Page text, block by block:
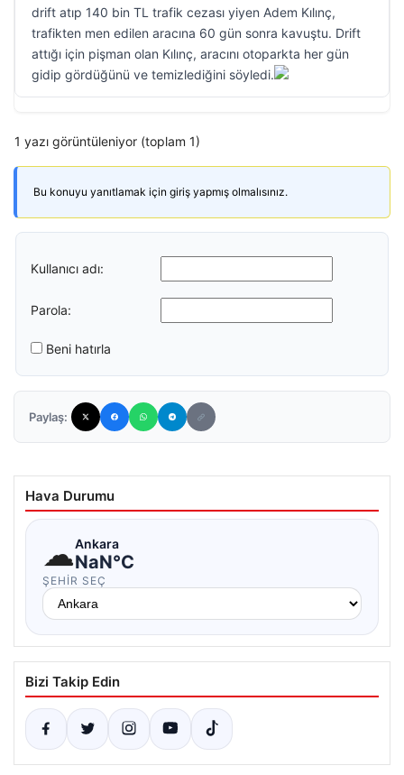
drift atıp 140 bin TL trafik cezası yiyen Adem Kılınç,
trafikten men edilen aracına 60 gün sonra kavuştu. Drift
attığı için pişman olan Kılınç, aracını otoparkta her gün
gidip gördüğünü ve temizlediğini söyledi.
1 yazı görüntüleniyor (toplam 1)
Bu konuyu yanıtlamak için giriş yapmış olmalısınız.
Kullanıcı adı:
Parola:
Beni hatırla
Paylaş:
Hava Durumu
☁Ankara
NaN°C
ŞEHIR SEÇ
Bizi Takip Edin